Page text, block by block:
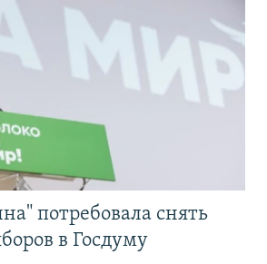
потребовала снять
в Госдуму